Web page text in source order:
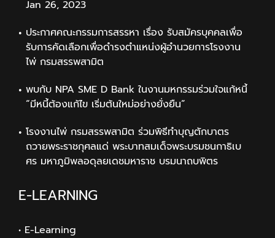
Jan 26, 2023
ประกาศคณะกรรมการสรรหา เรื่อง รับสมัครบุคคลเพื่อ
รับการคัดเลือกเพื่อดำรงตำแหน่งผู้อำนวยการโรงงาน
ไพ่ กรมสรรพสามิต
พบกับ NPA SME D Bank ในงานมหกรรมร่วมใจแก้หนี้
“มีหนี้ต้องแก้ไข เริ่มต้นใหม่อย่างยั่งยืน”
โรงงานไพ่ กรมสรรพสามิต ร่วมพิธีทำบุญตักบาตร
ถวายพระราชกุศลแด่ พระบาทสมเด็จพระบรมชนกาธิเบ
ศร มหาภูมิพลอดุลยเดชมหาราช บรมนาถบพิตร
E-LEARNING
• E-Learning